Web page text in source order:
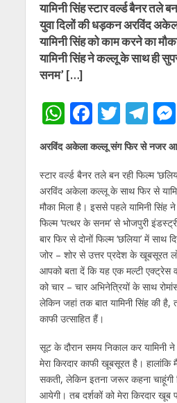
यामिनी सिंह स्‍टार वर्ल्‍ड बैनर तले
युवा दिलों की धड़कन अरविंद
यामिनी सिंह को काम करने का
यामिनी सिंह ने कल्‍लू के साथ ही
सनम’ […]
W
h
at
s
A
p
p
F
ac
e
b
o
o
k
T
w
itt
er
T
el
e
gr
a
m
अरविंद अकेला कल्‍लू संग फिर से नजर
स्‍टार वर्ल्‍ड बैनर तले बन रही फिल्‍म
अरविंद अकेला कल्लू के साथ फिर से
मौका मिला है। इससे पहले यामिनी
फिल्‍म ‘पत्‍थर के सनम’ से भोजपुरी
बार फिर से दोनों फिल्‍म ‘छलिया’ में साथ
जोर – शोर से उत्तर प्रदेश के खूबसूरत
आपको बता दें कि यह एक मल्‍टी एक्‍ट्रेस
को चार – चार अभिनेत्रियों के साथ
लेकिन जहां तक बात यामिनी सिंह की
काफी उत्‍साहित हैं।
सूट के दौरान समय निकाल कर यामिनी ने
मेरा किरदार काफी खूबसूरत है। हालांकि
सकती, लेकिन इतना जरूर कहना चाहूंगी
आयेगी। तब दर्शकों को मेरा किरदार